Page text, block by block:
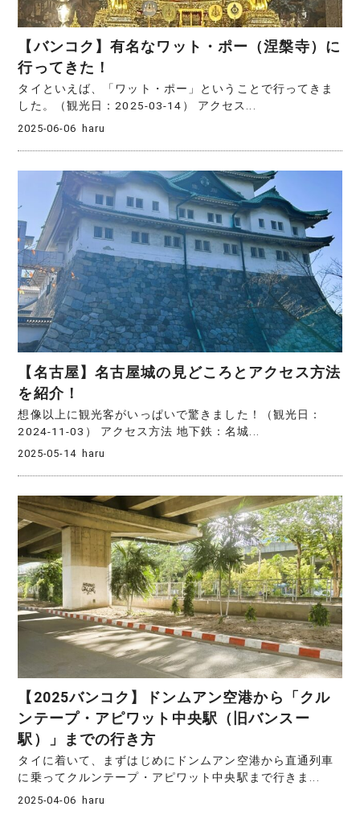
【バンコク】有名なワット・ポー（涅槃寺）に
行ってきた！
タイといえば、「ワット・ポー」ということで行ってきま
した。（観光日：2025‐03‐14） アクセス...
2025-06-06 haru
【名古屋】名古屋城の見どころとアクセス方法
を紹介！
想像以上に観光客がいっぱいで驚きました！（観光日：
2024-11-03） アクセス方法 地下鉄：名城...
2025-05-14 haru
【2025バンコク】ドンムアン空港から「クル
ンテープ・アピワット中央駅（旧バンスー
駅）」までの行き方
タイに着いて、まずはじめにドンムアン空港から直通列車
に乗ってクルンテープ・アピワット中央駅まで行きま...
2025-04-06 haru